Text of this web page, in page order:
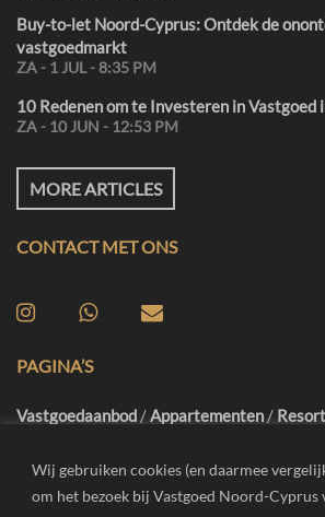
Wij gebruiken cookies (en daarmee
om het bezoek bij Vastgoed Noord-Cyprus
Buy-to-let Noord-Cyprus: Ontdek de
vastgoedmarkt
ZA - 1 JUL - 8:35 PM
10 Redenen om te Investeren in Vastgoed
ZA - 10 JUN - 12:53 PM
MORE ARTICLES
CONTACT MET ONS
PAGINA’S
Vastgoedaanbod/Appartementen/
Blog/FAQ/Contact